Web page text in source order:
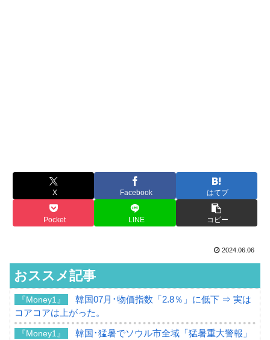
X Facebook はてブ
Pocket LINE コピー
2024.06.06
おススメ記事
『Money1』
韓国07月･物価指数「2.8％」に低下 ⇒ 実は
コアコアは上がった。
『Money1』
韓国･猛暑でソウル市全域「猛暑重大警報」